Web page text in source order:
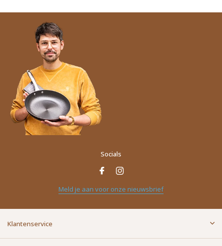
Socials
Meld je aan voor onze nieuwsbrief
Klantenservice